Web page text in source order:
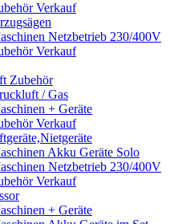
Verkauf
Netzbetrieb 230/400V
Verkauf
Zubehör
/ Gas
+ Geräte
Verkauf
Akku Geräte Solo
Netzbetrieb 230/400V
Verkauf
+ Geräte